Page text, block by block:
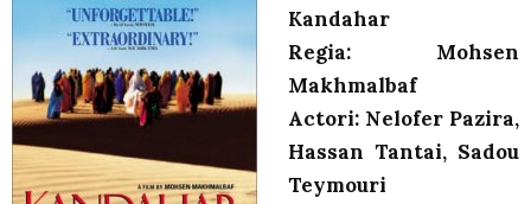
Kandahar
Regia: Mohsen
Makhmalbaf
Actori: Nelofer Pazira,
Hassan Tantai, Sadou
Teymouri